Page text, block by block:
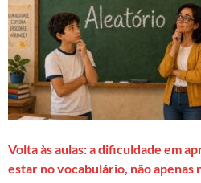
Volta às aulas: a dificuldade em
estar no vocabulário, não apenas